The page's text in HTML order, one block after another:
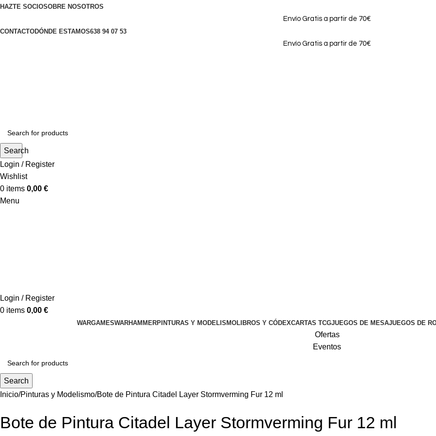
HAZTE SOCIOSOBRE NOSOTROS
Envío Gratis a partir de 70€
CONTACTODÓNDE ESTAMOS638 94 07 53
Envío Gratis a partir de 70€
Search
Login / Register
Wishlist
0 items 0,00 €
Menu
Login / Register
0 items 0,00 €
WARGAMESWARHAMMERPINTURAS Y MODELISMOLIBROS Y CÓDEXCARTAS TCGJUEGOS DE MESAJUEGOS DE
Ofertas
Eventos
Search
Inicio Pinturas y Modelismo Bote de Pintura Citadel Layer Stormverming Fur 12 ml
Bote de Pintura Citadel Layer Stormverming Fur 12 ml